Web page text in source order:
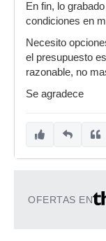
En fin, lo
condiciones en
Necesito
el presupuesto
razonable, no
Se agradece
OFERTAS EN